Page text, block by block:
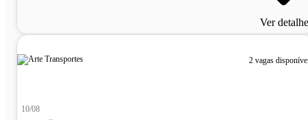
Ver
2 vagas
10/08